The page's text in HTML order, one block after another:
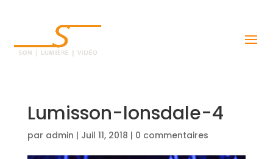
Lumisson-lonsdale-4
par admin | Juil 11, 2018 | 0 commentaires